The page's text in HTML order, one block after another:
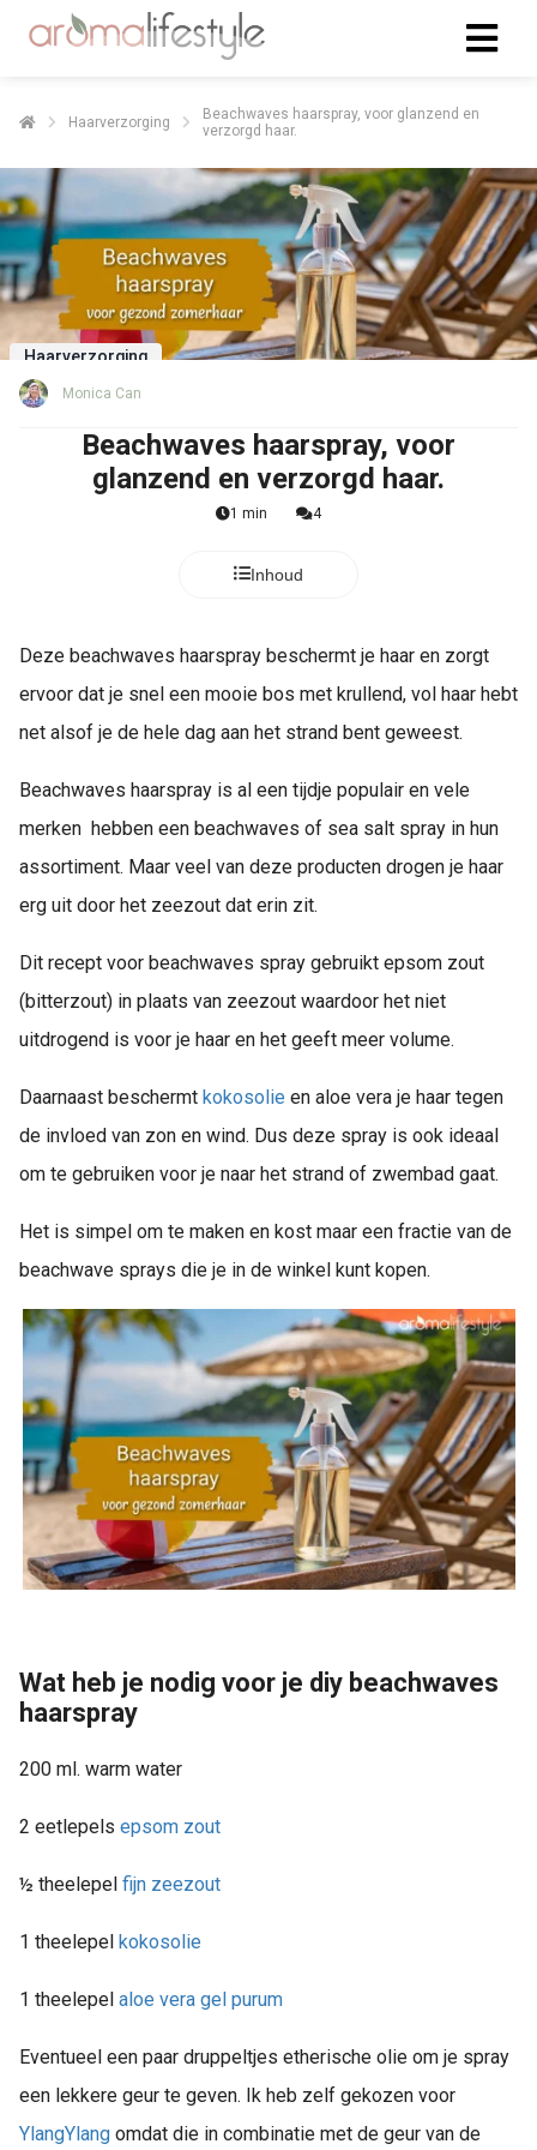
Haarverzorging
Beachwaves haarspray, voor glanzend en
verzorgd haar.
Haarverzorging
Monica Can
Beachwaves haarspray, voor
glanzend en verzorgd haar.
1 min 4
Inhoud
Deze beachwaves haarspray beschermt je haar en zorgt
ervoor dat je snel een mooie bos met krullend, vol haar hebt
net alsof je de hele dag aan het strand bent geweest.
Beachwaves haarspray is al een tijdje populair en vele
merken hebben een beachwaves of sea salt spray in hun
assortiment. Maar veel van deze producten drogen je haar
erg uit door het zeezout dat erin zit.
Dit recept voor beachwaves spray gebruikt epsom zout
(bitterzout) in plaats van zeezout waardoor het niet
uitdrogend is voor je haar en het geeft meer volume.
Daarnaast beschermt kokosolie en aloe vera je haar tegen
de invloed van zon en wind. Dus deze spray is ook ideaal
om te gebruiken voor je naar het strand of zwembad gaat.
Het is simpel om te maken en kost maar een fractie van de
beachwave sprays die je in de winkel kunt kopen.
Wat heb je nodig voor je diy beachwaves
haarspray
200 ml. warm water
2 eetlepels epsom zout
½ theelepel fijn zeezout
1 theelepel kokosolie
1 theelepel aloe vera gel purum
Eventueel een paar druppeltjes etherische olie om je spray
een lekkere geur te geven. Ik heb zelf gekozen voor
YlangYlang omdat die in combinatie met de geur van de